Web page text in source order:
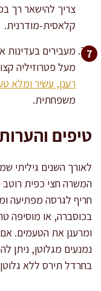
צריך להישאר רך
קלאסית-מודרנית.
מעבירים בעדינות
מעל פטרוזיליה
רענן, עשיר ומלא
משפחתית.
טיפים
לאורך השנים גיליתי
המשרה חצי כפית רוטב
חריף לגרסה מפתיעה
בכוסברה, או מוסיפה
ומרענן את הטעמים.
נמנעים מגלוטן, ניתן
בחרדל תירס ללא